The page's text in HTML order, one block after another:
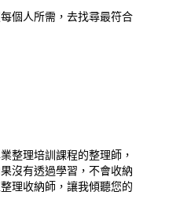
個人所需，去找尋最符合
整理培訓課程的整理師，
沒有透過學習，不會收納
理收納師，讓我傾聽您的